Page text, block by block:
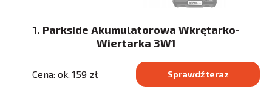
1. Parkside Akumulatorowa Wkrętarko-
Wiertarka 3W1
Cena: ok. 159 zł Sprawdź teraz